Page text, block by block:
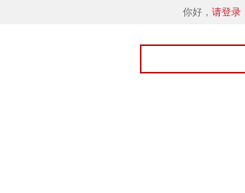
你好， 请登录